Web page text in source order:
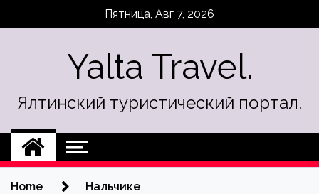
Пятница, Авг 7, 2026
Yalta Travel.
Ялтинский туристический портал.
Home Нальчике